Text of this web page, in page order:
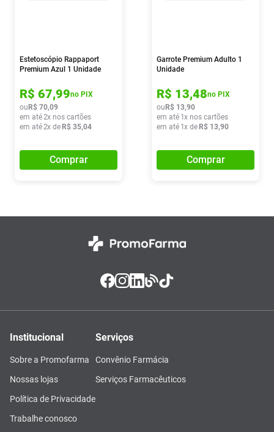
Estetoscópio Rappaport
Premium Azul 1 Unidade
R$ 67,99no PIX
ou R$ 70,09
em até2x nos cartões
em até2x de R$ 35,04
Comprar
Garrote Premium Adulto 1
Unidade
R$ 13,48no PIX
ou R$ 13,90
em até 1x nos cartões
em até 1x de R$ 13,90
Comprar
Institucional
Sobre a Promofarma
Nossas lojas
Política de Privacidade
Trabalhe conosco
Serviços
Convênio Farmácia
Serviços Farmacêuticos